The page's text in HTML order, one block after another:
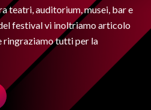
teatri, auditorium, musei, bar e
festival vi inoltriamo articolo
ringraziamo tutti per la